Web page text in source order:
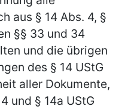
aus § 14 Abs. 4, §
§§ 33 und 34
und die übrigen
des § 14 UStG
aller Dokumente,
und § 14a UStG